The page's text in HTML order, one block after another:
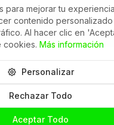
SECURITY, S.L.U. | NIF:
Madrid, España
del Grupo Syneto
Todos los derechos
para mejorar tu
contenido
Al hacer clic en
cookies. Más información
Personalizar
Rechazar Todo
Aceptar Todo